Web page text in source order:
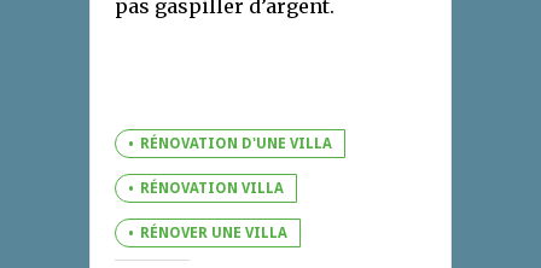
pas gaspiller d’argent.
RÉNOVATION D'UNE VILLA
RÉNOVATION VILLA
RÉNOVER UNE VILLA